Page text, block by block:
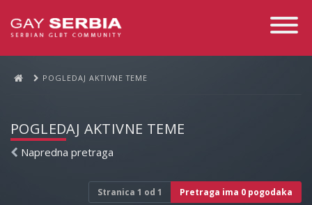
Toggle
POGLEDAJ AKTIVNE TEME
POGLEDAJ AKTIVNE TEME
Napredna pretraga
Stranica 1 od 1 Pretraga ima 0 pogodaka